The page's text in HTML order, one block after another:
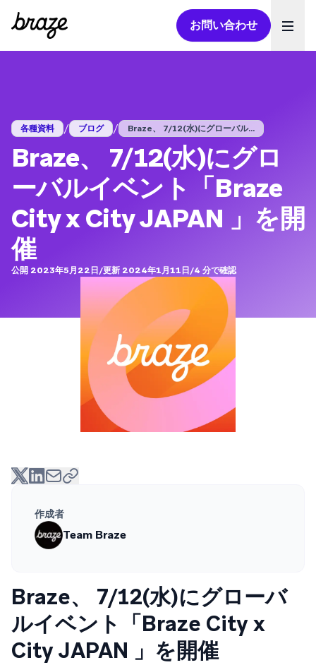
お問い合わせ
各種資料 / ブログ / Braze、 7/12(水)にグローバル...
Braze、 7/12(水)にグロ
ーバルイベント「Braze
City x City JAPAN 」を開
催
公開 2023年5月22日/更新 2024年1月11日/4 分で確認
作成者
Team Braze
Braze、 7/12(水)にグローバ
ルイベント「Braze City x
City JAPAN 」を開催